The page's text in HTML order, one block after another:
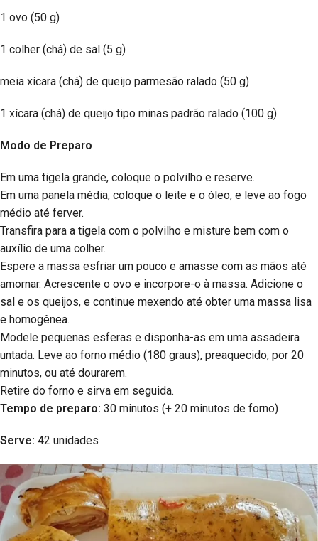
1 ovo (50 g)
1 colher (chá) de sal (5 g)
meia xícara (chá) de queijo parmesão ralado (50 g)
1 xícara (chá) de queijo tipo minas padrão ralado (100 g)
Modo de Preparo
Em uma tigela grande, coloque o polvilho e reserve.
Em uma panela média, coloque o leite e o óleo, e leve ao fogo
médio até ferver.
Transfira para a tigela com o polvilho e misture bem com o
auxílio de uma colher.
Espere a massa esfriar um pouco e amasse com as mãos até
amornar. Acrescente o ovo e incorpore-o à massa. Adicione o
sal e os queijos, e continue mexendo até obter uma massa lisa
e homogênea.
Modele pequenas esferas e disponha-as em uma assadeira
untada. Leve ao forno médio (180 graus), preaquecido, por 20
minutos, ou até dourarem.
Retire do forno e sirva em seguida.
Tempo de preparo: 30 minutos (+ 20 minutos de forno)
Serve: 42 unidades